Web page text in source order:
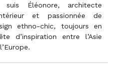
suis Éléonore, architecte
et passionnée de
ethno-chic, toujours en
d’inspiration entre l’Asie